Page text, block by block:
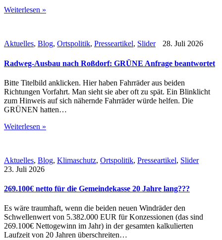
Weiterlesen »
Aktuelles, Blog, Ortspolitik, Presseartikel, Slider 28. Juli 2026
Radweg-Ausbau nach Roßdorf: GRÜNE Anfrage beantwortet
Bitte Titelbild anklicken. Hier haben Fahrräder aus beiden
Richtungen Vorfahrt. Man sieht sie aber oft zu spät. Ein Blinklicht
zum Hinweis auf sich nähernde Fahrräder würde helfen. Die
GRÜNEN hatten…
Weiterlesen »
Aktuelles, Blog, Klimaschutz, Ortspolitik, Presseartikel, Slider
23. Juli 2026
269.100€ netto für die Gemeindekasse 20 Jahre lang???
Es wäre traumhaft, wenn die beiden neuen Windräder den
Schwellenwert von 5.382.000 EUR für Konzessionen (das sind
269.100€ Nettogewinn im Jahr) in der gesamten kalkulierten
Laufzeit von 20 Jahren überschreiten…